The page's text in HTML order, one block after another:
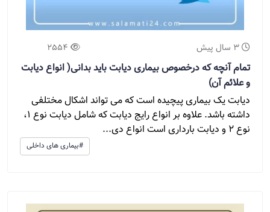
3 سال پیش 2554
تمام آنچه که درخصوص بیماری دیابت باید بدانی( انواع دیابت
و علائم آن)
دیابت یک بیماری پیچیده است که می تواند اشکال مختلفی
داشته باشد. علاوه بر انواع رایج دیابت که شامل دیابت نوع 1،
نوع 2 و دیابت بارداری است انواع دی...
#بیماری های داخلی